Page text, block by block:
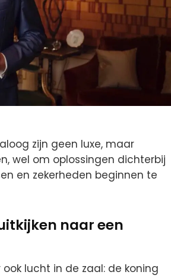
zijn geen luxe, maar
wel om oplossingen dichterbij
en zekerheden beginnen te
naar een
lucht in de zaal: de koning